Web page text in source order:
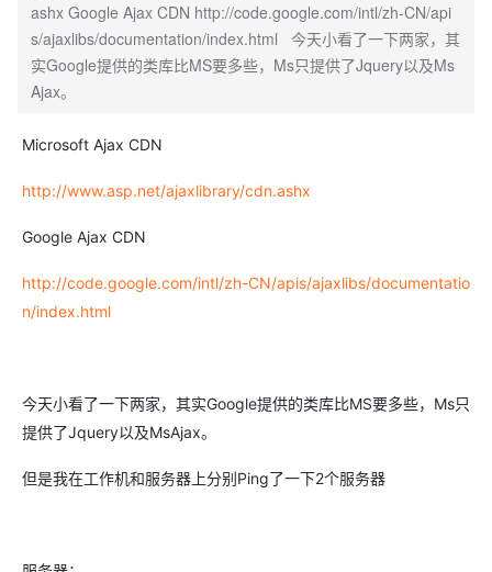
ashx Google Ajax CDN http://code.google.com/intl/zh-CN/api
s/ajaxlibs/documentation/index.html 今天小看了一下两家，其
实Google提供的类库比MS要多些，Ms只提供了Jquery以及Ms
Ajax。
Microsoft Ajax CDN
http://www.asp.net/ajaxlibrary/cdn.ashx
Google Ajax CDN
http://code.google.com/intl/zh-CN/apis/ajaxlibs/documentatio
n/index.html
今天小看了一下两家，其实Google提供的类库比MS要多些，Ms只
提供了Jquery以及MsAjax。
但是我在工作机和服务器上分别Ping了一下2个服务器